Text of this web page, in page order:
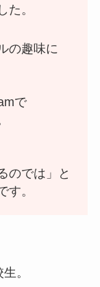
た。
の趣味に
で
のでは」と
す。
。